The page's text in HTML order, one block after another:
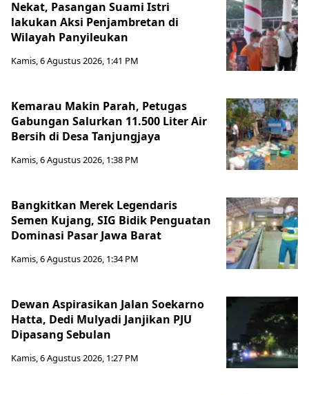
Nekat, Pasangan Suami Istri
lakukan Aksi Penjambretan di
Wilayah Panyileukan
Kamis, 6 Agustus 2026, 1:41 PM
Kemarau Makin Parah, Petugas
Gabungan Salurkan 11.500 Liter Air
Bersih di Desa Tanjungjaya
Kamis, 6 Agustus 2026, 1:38 PM
Bangkitkan Merek Legendaris
Semen Kujang, SIG Bidik Penguatan
Dominasi Pasar Jawa Barat
Kamis, 6 Agustus 2026, 1:34 PM
Dewan Aspirasikan Jalan Soekarno
Hatta, Dedi Mulyadi Janjikan PJU
Dipasang Sebulan
Kamis, 6 Agustus 2026, 1:27 PM